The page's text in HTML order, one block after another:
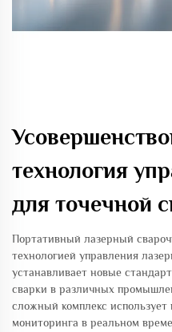
технология
для точечной
Портативный лазерный
технологией управления
устанавливает новые
сварки в различных
сложный комплекс
мониторинга в реальном